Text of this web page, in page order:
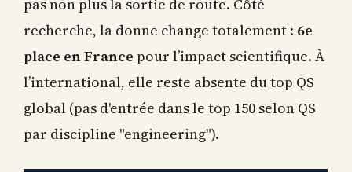
pas non plus la sortie de route. Côté
recherche, la donne change totalement : 6e
place en France pour l’impact scientifique. À
l’international, elle reste absente du top QS
global (pas d'entrée dans le top 150 selon QS
par discipline "engineering").